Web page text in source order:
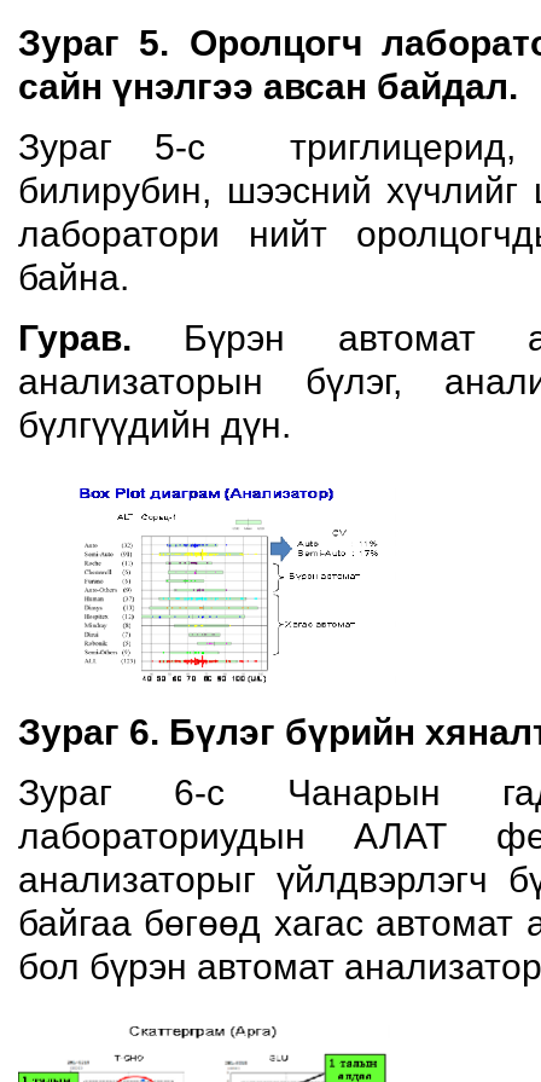
Зураг 5. Оролцогч
сайн үнэлгээ авсан байдал.
Зураг 5-с триглицерид,
билирубин, шээсний хүчлийг
лаборатори нийт
байна.
Гурав. Бүрэн автомат
анализаторын бүлэг,
бүлгүүдийн дүн.
Зураг 6. Бүлэг бүрийн
Зураг 6-с Чанарын
лабораториудын АЛАТ
анализаторыг үйлдвэрлэгч
байгаа бөгөөд хагас
бол бүрэн автомат